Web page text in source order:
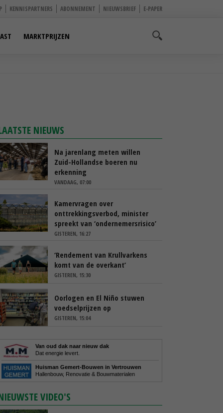
KENNISPARTNERS ABONNEMENT NIEUWSBRIEF E-PAPER
MARKTPRIJZEN
NIEUWS
Na jarenlang meten willen
Zuid-Hollandse boeren nu
erkenning
VANDAAG, 07:00
Kamervragen over
onttrekkingsverbod, minister
spreekt van ‘ondernemersrisico’
GISTEREN, 16:27
‘Rendement van Krullvarkens
komt van de overkant’
GISTEREN, 15:30
Oorlogen en El Niño stuwen
voedselprijzen op
GISTEREN, 15:04
Van oud dak naar nieuw dak
Dat energie levert.
Huisman Gemert-Bouwen in Vertrouwen
Hallenbouw, Renovatie & Bouwmaterialen
VIDEO'S